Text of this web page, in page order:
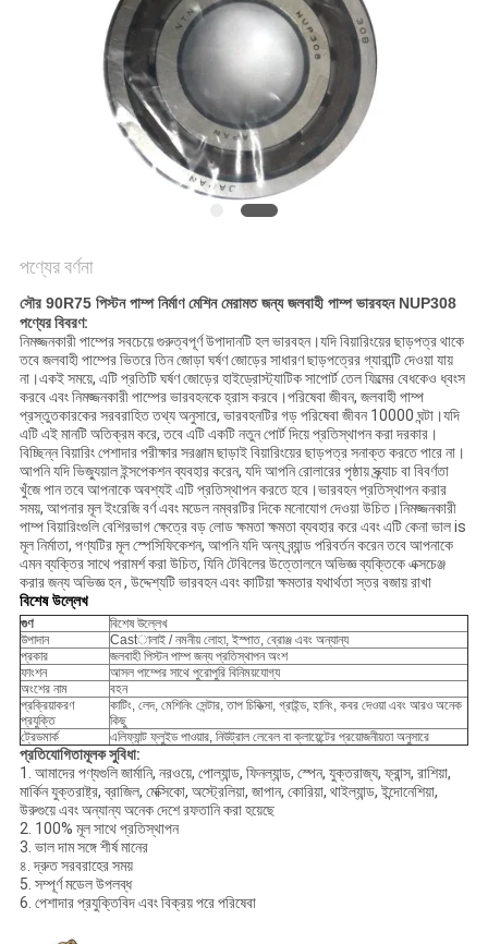
PRIVACY
POLICY
পণ্যের বর্ণনা
সৌর 90R75 পিস্টন পাম্প নির্মাণ মেশিন মেরামত জন্য জলবাহী পাম্প ভারবহন NUP308
পণ্যের বিবরণ:
নিমজ্জনকারী পাম্পের সবচেয়ে গুরুত্বপূর্ণ উপাদানটি হল ভারবহন।যদি বিয়ারিংয়ের ছাড়পত্র থাকে
তবে জলবাহী পাম্পের ভিতরে তিন জোড়া ঘর্ষণ জোড়ের সাধারণ ছাড়পত্রের গ্যারান্টি দেওয়া যায়
না।একই সময়ে, এটি প্রতিটি ঘর্ষণ জোড়ের হাইড্রোস্ট্যাটিক সাপোর্ট তেল ফিল্মের বেধকেও ধ্বংস
করবে এবং নিমজ্জনকারী পাম্পের ভারবহনকে হ্রাস করবে।পরিষেবা জীবন, জলবাহী পাম্প
প্রস্তুতকারকের সরবরাহিত তথ্য অনুসারে, ভারবহনটির গড় পরিষেবা জীবন 10000 ঘন্টা।যদি
এটি এই মানটি অতিক্রম করে, তবে এটি একটি নতুন পোর্ট দিয়ে প্রতিস্থাপন করা দরকার।
বিচ্ছিন্ন বিয়ারিং পেশাদার পরীক্ষার সরঞ্জাম ছাড়াই বিয়ারিংয়ের ছাড়পত্র সনাক্ত করতে পারে না।
আপনি যদি ভিজ্যুয়াল ইন্সপেকশন ব্যবহার করেন, যদি আপনি রোলারের পৃষ্ঠায় স্ক্র্যাচ বা বিবর্ণতা
খুঁজে পান তবে আপনাকে অবশ্যই এটি প্রতিস্থাপন করতে হবে।ভারবহন প্রতিস্থাপন করার
সময়, আপনার মূল ইংরেজি বর্ণ এবং মডেল নম্বরটির দিকে মনোযোগ দেওয়া উচিত।নিমজ্জনকারী
পাম্প বিয়ারিংগুলি বেশিরভাগ ক্ষেত্রে বড় লোড ক্ষমতা ক্ষমতা ব্যবহার করে এবং এটি কেনা ভাল is
মূল নির্মাতা, পণ্যটির মূল স্পেসিফিকেশন, আপনি যদি অন্য ব্র্যান্ড পরিবর্তন করেন তবে আপনাকে
এমন ব্যক্তির সাথে পরামর্শ করা উচিত, যিনি টেবিলের উত্তোলনে অভিজ্ঞ ব্যক্তিকে এক্সচেঞ্জ
করার জন্য অভিজ্ঞ হন , উদ্দেশ্যটি ভারবহন এবং কাটিয়া ক্ষমতার যথার্থতা স্তর বজায় রাখা
বিশেষ উল্লেখ
গুণ
বিশেষ উল্লেখ
উপাদান
Castালাই / নমনীয় লোহা, ইস্পাত, ব্রোঞ্জ এবং অন্যান্য
প্রকার
জলবাহী পিস্টন পাম্প জন্য প্রতিস্থাপন অংশ
ফাংশন
আসল পাম্পের সাথে পুরোপুরি বিনিময়যোগ্য
অংশের নাম
বহন
প্রক্রিয়াকরণ
প্রযুক্তি
কাটিং, লেদ, মেশিনিং সেন্টার, তাপ চিকিত্সা, গ্রাইন্ড, হানিং, কবর দেওয়া এবং আরও অনেক
কিছু
ট্রেডমার্ক
এলিফ্যান্ট ফ্লুইড পাওয়ার, নিউট্রাল লেবেল বা ক্লায়েন্টের প্রয়োজনীয়তা অনুসারে
প্রতিযোগিতামূলক সুবিধা:
1. আমাদের পণ্যগুলি জার্মানি, নরওয়ে, পোল্যান্ড, ফিনল্যান্ড, স্পেন, যুক্তরাজ্য, ফ্রান্স, রাশিয়া,
মার্কিন যুক্তরাষ্ট্র, ব্রাজিল, মেক্সিকো, অস্ট্রেলিয়া, জাপান, কোরিয়া, থাইল্যান্ড, ইন্দোনেশিয়া,
উরুগুয়ে এবং অন্যান্য অনেক দেশে রফতানি করা হয়েছে
2. 100% মূল সাথে প্রতিস্থাপন
3. ভাল দাম সঙ্গে শীর্ষ মানের
৪. দ্রুত সরবরাহের সময়
5. সম্পূর্ণ মডেল উপলব্ধ
6. পেশাদার প্রযুক্তিবিদ এবং বিক্রয় পরে পরিষেবা